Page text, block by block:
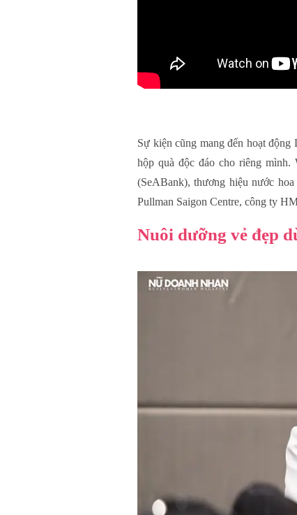
Sự kiện cũng mang đến hoạt
hộp quà độc đáo cho riêng
(SeABank), thương hiệu nước
Pullman Saigon Centre, công ty
Nuôi dưỡng vẻ đẹp